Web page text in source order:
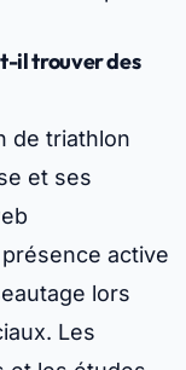
il trouver des
de triathlon
et ses
active
lors
Les